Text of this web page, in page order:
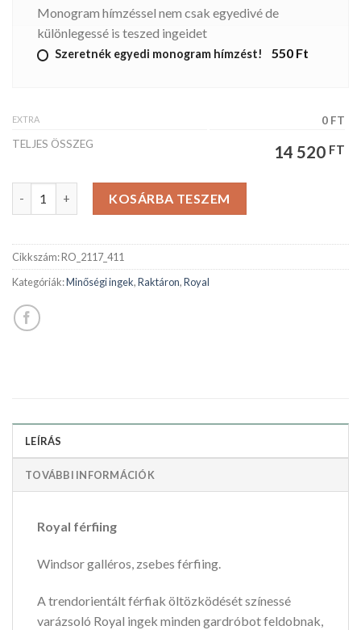
Monogram hímzéssel nem csak egyedivé de
különlegessé is teszed ingeidet
Szeretnék egyedi monogram hímzést! 550 Ft
EXTRA
0 FT
TELJES ÖSSZEG
14 520 FT
ROYAL férfiing mennyiségKOSÁRBA TESZEM
Cikkszám:RO_2117_411
Kategóriák:Minőségi ingek,Raktáron,Royal
LEÍRÁS
TOVÁBBI INFORMÁCIÓK
Royal férfiing
Windsor galléros, zsebes férfiing.
A trendorientált férfiak öltözködését színessé
varázsoló Royal ingek minden gardróbot feldobnak,